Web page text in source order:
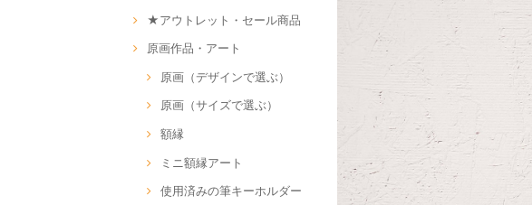
★アウトレット・セール商品
原画作品・アート
原画（デザインで選ぶ）
原画（サイズで選ぶ）
額縁
ミニ額縁アート
使用済みの筆キーホルダー